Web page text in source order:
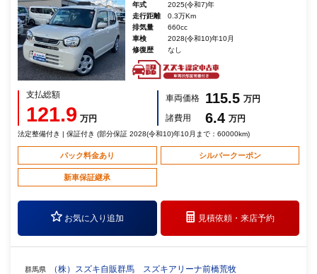
年式
2025(令和7)年
走行距離
0.3万Km
排気量
660cc
車検
2028(令和10)年10月
修復歴
なし
支払総額
121.9 万円
車両価格 115.5 万円
諸費用
6.4 万円
法定整備付き | 保証付き (部分保証 2028(令和10)年10月まで：60000km)
パック料金あり シルバークーポン
新車保証継承
お気に入り追加 見積依頼・来店予約
群馬県 （株）スズキ自販群馬 スズキアリーナ前橋荒牧